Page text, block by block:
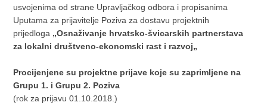
usvojenima od strane Upravljačkog odbora i propisanima
Uputama za prijavitelje Poziva za dostavu projektnih
prijedloga „Osnaživanje hrvatsko-švicarskih partnerstava
za lokalni društveno-ekonomski rast i razvoj„
Procijenjene su projektne prijave koje su zaprimljene na
Grupu 1. i Grupu 2. Poziva
(rok za prijavu 01.10.2018.)